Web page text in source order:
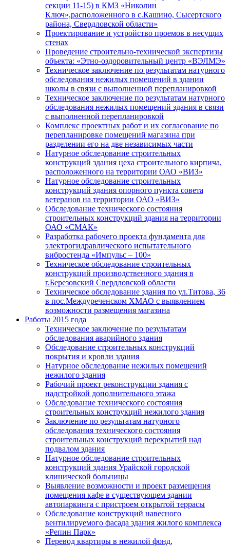
секции 11-15) в КМЗ «Николин
Ключ»,расположенного в с.Кашино, Сысертского
района, Свердловской области»
Проектирование и устройство проемов в несущих
стенах
Проведение строительно-технической экспертизы
объекта: «Этно-оздоровительный центр «ВЭЛМЭ»
Техническое заключение по результатам натурного
обследования нежилых помещений в здании
школы в связи с выполненной перепланировкой
Техническое заключение по результатам натурного
обследования нежилых помещений здания в связи
с выполненной перепланировкой
Комплекс проектных работ и их согласование по
перепланировке помещений магазина при
разделении его на две независимых части
Натурное обследование строительных
конструкций здания цеха строительного кирпича,
расположенного на территории ОАО «ВИЗ»
Натурное обследование строительных
конструкций здания опорного пункта совета
ветеранов на территории ОАО «ВИЗ»
Обследование технического состояния
строительных конструкций здания на территории
ОАО «СМАК»
Разработка рабочего проекта фундамента для
электрогидравлического испытательного
вибростенда «Импульс – 100»
Техническое обследование строительных
конструкций производственного здания в
г.Березовский Свердловской области
Техническое обследование здания по ул.Титова, 36
в пос.Междуреченском ХМАО с выявлением
возможности размещения магазина
Работы 2015 года
Техническое заключение по результатам
обследования аварийного здания
Обследование строительных конструкций
покрытия и кровли здания
Натурное обследование нежилых помещений
нежилого здания
Рабочий проект реконструкции здания с
надстройкой дополнительного этажа
Обследование технического состояния
строительных конструкций нежилого здания
Заключение по результатам натурного
обследования технического состояния
строительных конструкций перекрытий над
подвалом здания
Натурное обследование строительных
конструкций здания Урайской городской
клинической больницы
Выявление возможности и проект размещения
помещения кафе в существующем здании
автопаркинга с пристроем открытой террасы
Обследование конструкций навесного
вентилируемого фасада здания жилого комплекса
«Репин Парк»
Перевод квартиры в нежилой фонд,